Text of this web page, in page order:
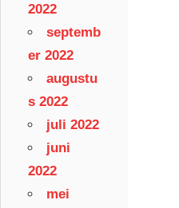
2022
septemb
er 2022
augustu
s 2022
juli 2022
juni
2022
mei